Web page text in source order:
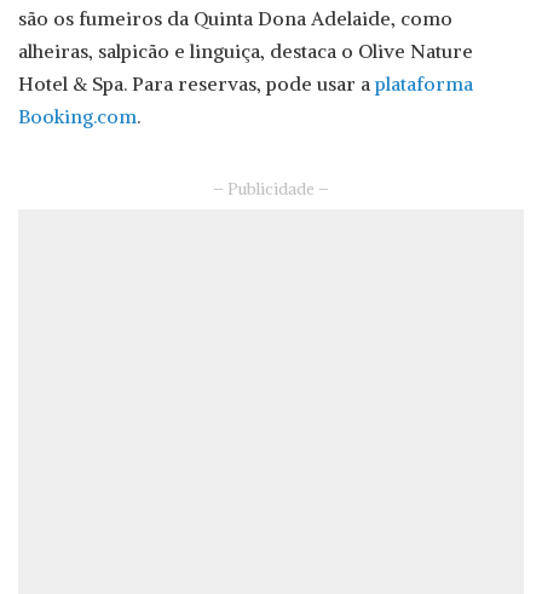
são os fumeiros da Quinta Dona Adelaide, como
alheiras, salpicão e linguiça, destaca o Olive Nature
Hotel & Spa. Para reservas, pode usar aplataforma
Booking.com.
– Publicidade –